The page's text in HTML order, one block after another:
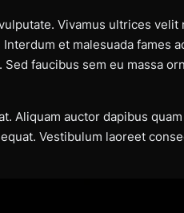
Vivamus ultrices velit
et malesuada fames
faucibus sem eu massa
Aliquam auctor dapibus
Vestibulum laoreet